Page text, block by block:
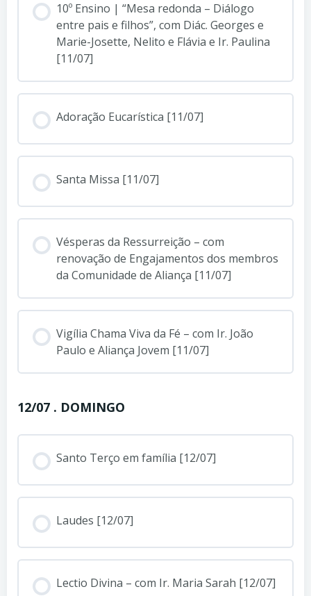
10º Ensino | “Mesa redonda – Diálogo
entre pais e filhos”, com Diác. Georges e
Marie-Josette, Nelito e Flávia e Ir. Paulina
[11/07]
Adoração Eucarística [11/07]
Santa Missa [11/07]
Vésperas da Ressurreição – com
renovação de Engajamentos dos membros
da Comunidade de Aliança [11/07]
Vigília Chama Viva da Fé – com Ir. João
Paulo e Aliança Jovem [11/07]
12/07 . DOMINGO
Santo Terço em família [12/07]
Laudes [12/07]
Lectio Divina – com Ir. Maria Sarah [12/07]